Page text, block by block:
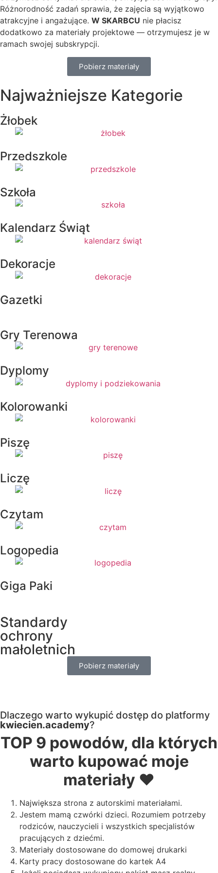
Różnorodność zadań sprawia, że zajęcia są wyjątkowo
atrakcyjne i angażujące. W SKARBCU nie płacisz
dodatkowo za materiały projektowe — otrzymujesz je w
ramach swojej subskrypcji.
Pobierz materiały
Najważniejsze Kategorie
Żłobek
Przedszkole
Szkoła
Kalendarz Świąt
Dekoracje
Gazetki
Gry Terenowa
Dyplomy
Kolorowanki
Piszę
Liczę
Czytam
Logopedia
Giga Paki
Standardy
ochrony
małoletnich
Pobierz materiały
Dlaczego warto wykupić dostęp do platformy
kwiecien.academy?
TOP 9 powodów, dla których
warto kupować moje
materiały ❤️
Największa strona z autorskimi materiałami.
Jestem mamą czwórki dzieci. Rozumiem potrzeby
rodziców, nauczycieli i wszystkich specjalistów
pracujących z dziećmi.
Materiały dostosowane do domowej drukarki
Karty pracy dostosowane do kartek A4